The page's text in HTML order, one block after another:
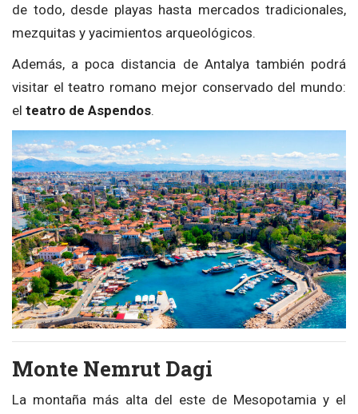
de todo, desde playas hasta mercados tradicionales,
mezquitas y yacimientos arqueológicos.
Además, a poca distancia de Antalya también podrá
visitar el teatro romano mejor conservado del mundo:
el teatro de Aspendos.
Monte Nemrut Dagi
La montaña más alta del este de Mesopotamia y el